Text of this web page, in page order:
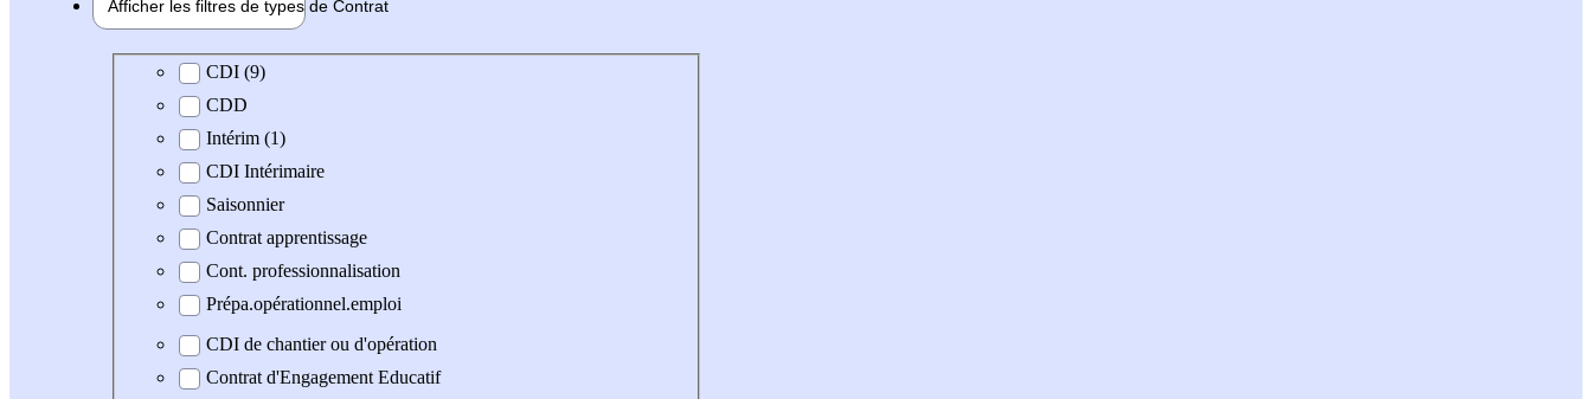
Afficher les filtres de types de Contrat
Type de contrat
CDI (9)
CDD
Intérim (1)
CDI Intérimaire
Saisonnier
Contrat apprentissage
Cont. professionnalisation
Prépa.opérationnel.emploi
CDI de chantier ou d'opération
Contrat d'Engagement Educatif